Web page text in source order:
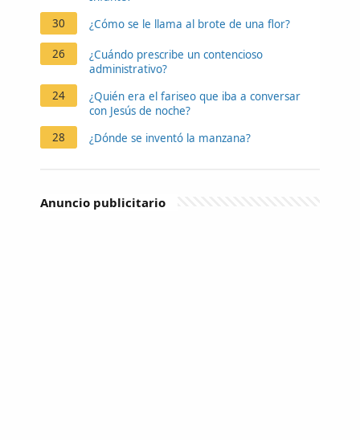
30
¿Cómo se le llama al brote de una flor?
26
¿Cuándo prescribe un contencioso
administrativo?
24
¿Quién era el fariseo que iba a conversar
con Jesús de noche?
28
¿Dónde se inventó la manzana?
Anuncio publicitario